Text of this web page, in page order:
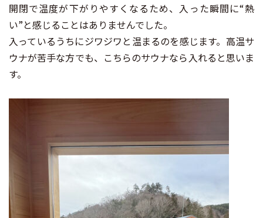
開閉で温度が下がりやすくなるため、入った瞬間に“熱
い”と感じることはありませんでした。
入っているうちにジワジワと温まるのを感じます。高温サ
ウナが苦手な方でも、こちらのサウナなら入れると思いま
す。